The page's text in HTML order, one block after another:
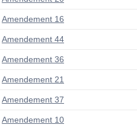
Amendement 16
Amendement 44
Amendement 36
Amendement 21
Amendement 37
Amendement 10